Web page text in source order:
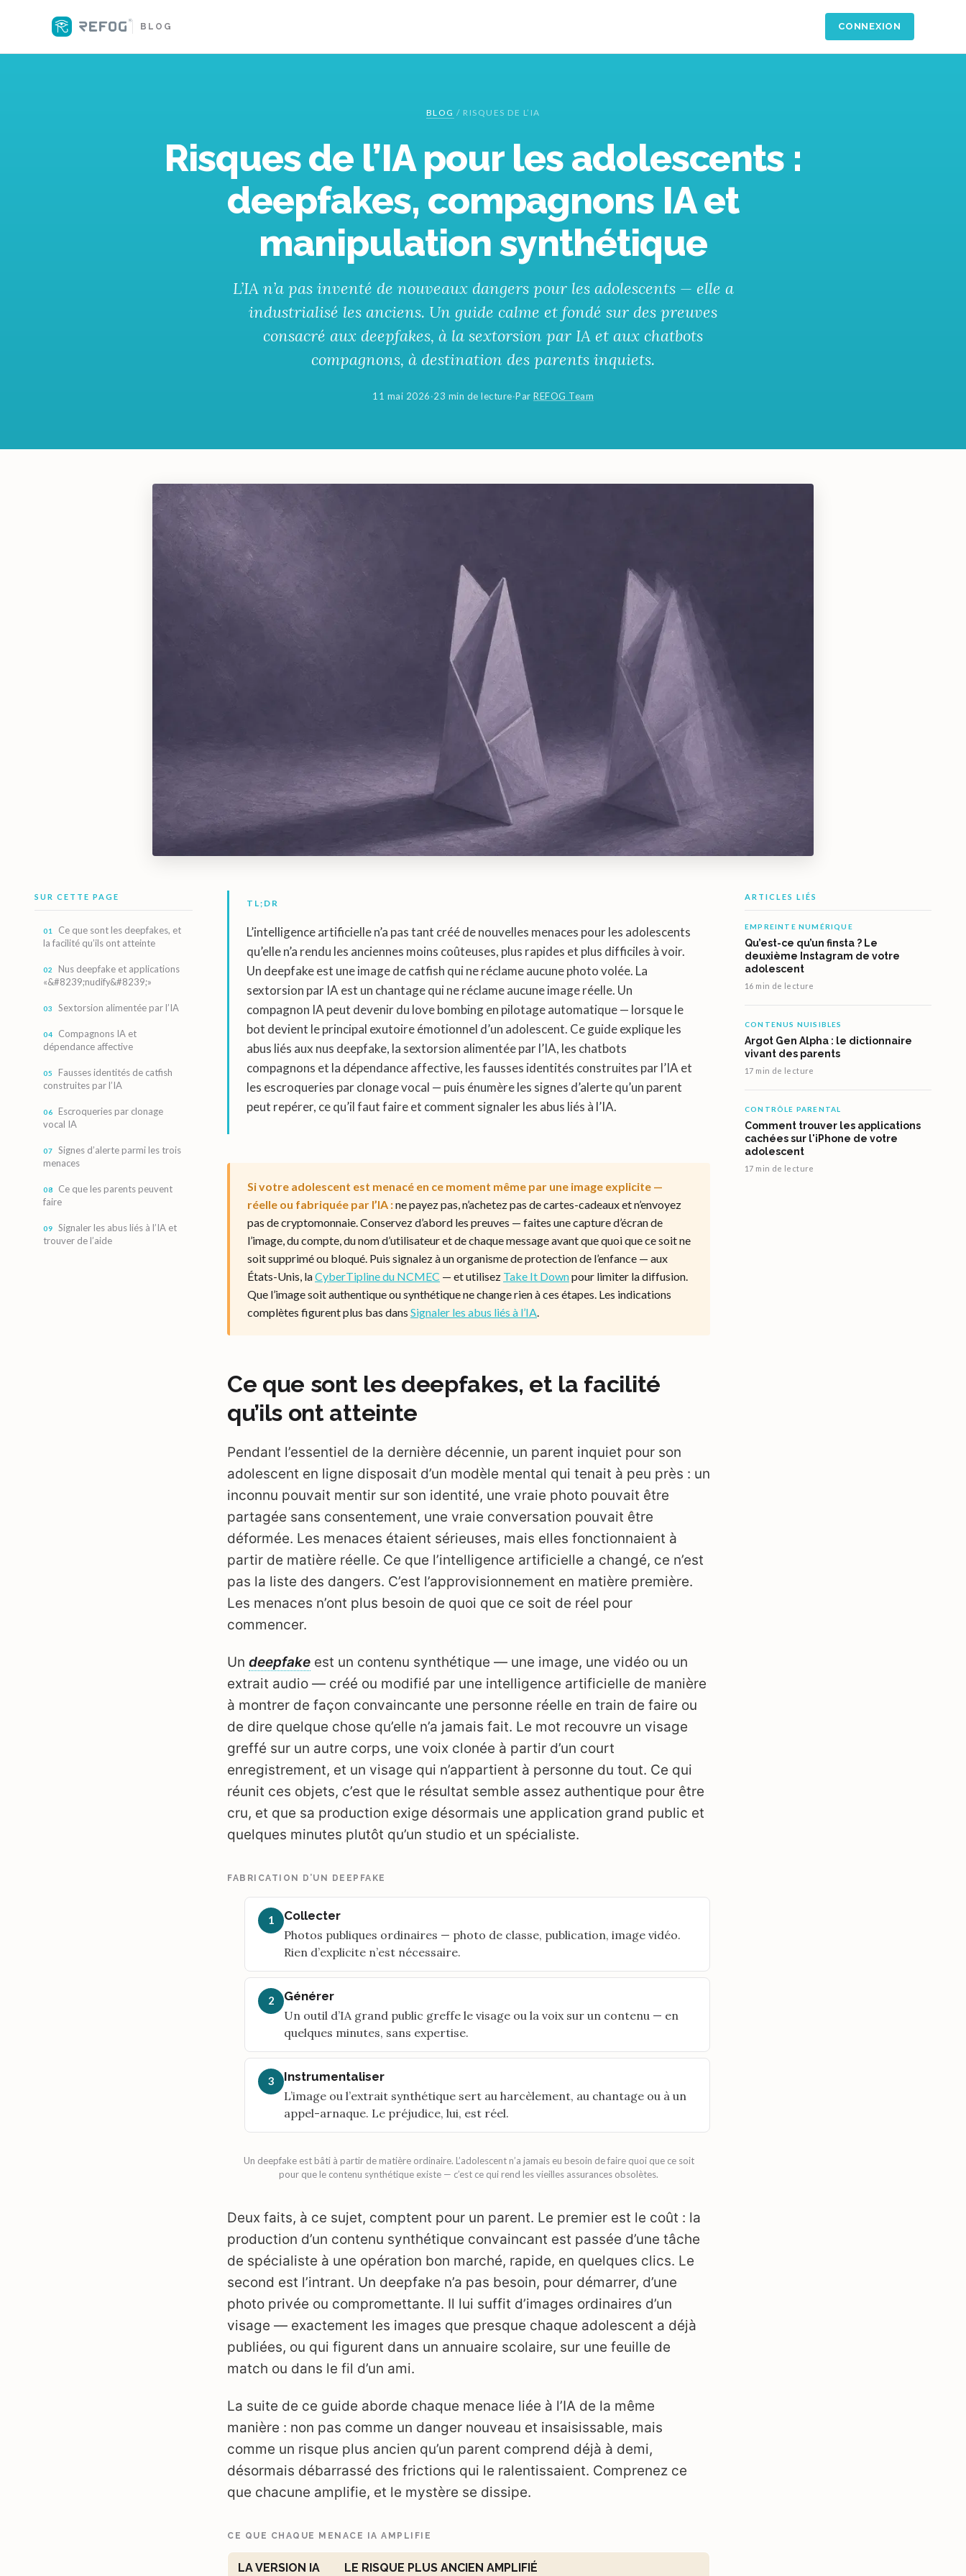
BLOG CONNEXION
BLOG / RISQUES DE L’IA
Risques de l’IA pour les adolescents :
deepfakes, compagnons IA et
manipulation synthétique
L’IA n’a pas inventé de nouveaux dangers pour les adolescents — elle a
industrialisé les anciens. Un guide calme et fondé sur des preuves
consacré aux deepfakes, à la sextorsion par IA et aux chatbots
compagnons, à destination des parents inquiets.
11 mai 2026·23 min de lecture·Par REFOG Team
SUR CETTE PAGE
Ce que sont les deepfakes, et
la facilité qu’ils ont atteinte
Nus deepfake et applications
«&#8239;nudify&#8239;»
Sextorsion alimentée par l’IA
Compagnons IA et
dépendance affective
Fausses identités de catfish
construites par l’IA
Escroqueries par clonage
vocal IA
Signes d’alerte parmi les trois
menaces
Ce que les parents peuvent
faire
Signaler les abus liés à l’IA et
trouver de l’aide
TL;DR
L’intelligence artificielle n’a pas tant créé de nouvelles menaces pour les adolescents
qu’elle n’a rendu les anciennes moins coûteuses, plus rapides et plus difficiles à voir.
Un deepfake est une image de catfish qui ne réclame aucune photo volée. La
sextorsion par IA est un chantage qui ne réclame aucune image réelle. Un
compagnon IA peut devenir du love bombing en pilotage automatique — lorsque le
bot devient le principal exutoire émotionnel d’un adolescent. Ce guide explique les
abus liés aux nus deepfake, la sextorsion alimentée par l’IA, les chatbots
compagnons et la dépendance affective, les fausses identités construites par l’IA et
les escroqueries par clonage vocal — puis énumère les signes d’alerte qu’un parent
peut repérer, ce qu’il faut faire et comment signaler les abus liés à l’IA.
Si votre adolescent est menacé en ce moment même par une image explicite —
réelle ou fabriquée par l’IA :ne payez pas, n’achetez pas de cartes-cadeaux et n’envoyez
pas de cryptomonnaie. Conservez d’abord les preuves — faites une capture d’écran de
l’image, du compte, du nom d’utilisateur et de chaque message avant que quoi que ce soit ne
soit supprimé ou bloqué. Puis signalez à un organisme de protection de l’enfance — aux
États-Unis, laCyberTipline du NCMEC — et utilisez Take It Downpour limiter la diffusion.
Que l’image soit authentique ou synthétique ne change rien à ces étapes. Les indications
complètes figurent plus bas dans Signaler les abus liés à l’IA
Ce que sont les deepfakes, et la facilité
qu’ils ont atteinte
Pendant l’essentiel de la dernière décennie, un parent inquiet pour son
adolescent en ligne disposait d’un modèle mental qui tenait à peu près : un
inconnu pouvait mentir sur son identité, une vraie photo pouvait être
partagée sans consentement, une vraie conversation pouvait être
déformée. Les menaces étaient sérieuses, mais elles fonctionnaient à
partir de matière réelle. Ce que l’intelligence artificielle a changé, ce n’est
pas la liste des dangers. C’est l’approvisionnement en matière première.
Les menaces n’ont plus besoin de quoi que ce soit de réel pour
commencer.
Un deepfake est un contenu synthétique — une image, une vidéo ou un
extrait audio — créé ou modifié par une intelligence artificielle de manière
à montrer de façon convaincante une personne réelle en train de faire ou
de dire quelque chose qu’elle n’a jamais fait. Le mot recouvre un visage
greffé sur un autre corps, une voix clonée à partir d’un court
enregistrement, et un visage qui n’appartient à personne du tout. Ce qui
réunit ces objets, c’est que le résultat semble assez authentique pour être
cru, et que sa production exige désormais une application grand public et
quelques minutes plutôt qu’un studio et un spécialiste.
FABRICATION D’UN DEEPFAKE
1
Collecter
Photos publiques ordinaires — photo de classe, publication, image vidéo.
Rien d’explicite n’est nécessaire.
2
Générer
Un outil d’IA grand public greffe le visage ou la voix sur un contenu — en
quelques minutes, sans expertise.
3
Instrumentaliser
L’image ou l’extrait synthétique sert au harcèlement, au chantage ou à un
appel-arnaque. Le préjudice, lui, est réel.
Un deepfake est bâti à partir de matière ordinaire. L’adolescent n’a jamais eu besoin de faire quoi que ce soit
pour que le contenu synthétique existe — c’est ce qui rend les vieilles assurances obsolètes.
Deux faits, à ce sujet, comptent pour un parent. Le premier est le coût : la
production d’un contenu synthétique convaincant est passée d’une tâche
de spécialiste à une opération bon marché, rapide, en quelques clics. Le
second est l’intrant. Un deepfake n’a pas besoin, pour démarrer, d’une
photo privée ou compromettante. Il lui suffit d’images ordinaires d’un
visage — exactement les images que presque chaque adolescent a déjà
publiées, ou qui figurent dans un annuaire scolaire, sur une feuille de
match ou dans le fil d’un ami.
La suite de ce guide aborde chaque menace liée à l’IA de la même
manière : non pas comme un danger nouveau et insaisissable, mais
comme un risque plus ancien qu’un parent comprend déjà à demi,
désormais débarrassé des frictions qui le ralentissaient. Comprenez ce
que chacune amplifie, et le mystère se dissipe.
CE QUE CHAQUE MENACE IA AMPLIFIE
LA VERSION IA LE RISQUE PLUS ANCIEN AMPLIFIÉ
ARTICLES LIÉS
EMPREINTE NUMÉRIQUE
Qu’est-ce qu’un finsta ? Le
deuxième Instagram de votre
adolescent
16 min de lecture
CONTENUS NUISIBLES
Argot Gen Alpha : le dictionnaire
vivant des parents
17 min de lecture
CONTRÔLE PARENTAL
Comment trouver les applications
cachées sur l'iPhone de votre
adolescent
17 min de lecture